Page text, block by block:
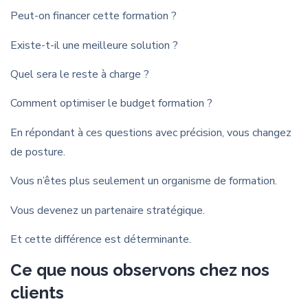
Peut-on financer cette formation ?
Existe-t-il une meilleure solution ?
Quel sera le reste à charge ?
Comment optimiser le budget formation ?
En répondant à ces questions avec précision, vous changez
de posture.
Vous n’êtes plus seulement un organisme de formation.
Vous devenez un partenaire stratégique.
Et cette différence est déterminante.
Ce que nous observons chez nos
clients